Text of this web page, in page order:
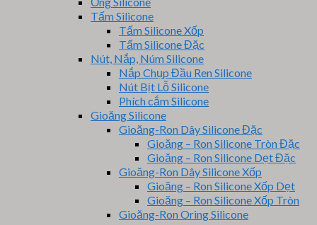
Tấm Silicone
Tấm Silicone Xốp
Tấm Silicone Đặc
Nút, Nắp, Núm Silicone
Nắp Chụp Đầu Ren Silicone
Nút Bịt Lỗ Silicone
Phích cắm Silicone
Gioăng Silicone
Gioăng-Ron Dây Silicone Đặc
Gioăng – Ron Silicone Tròn Đặc
Gioăng – Ron Silicone Dẹt Đặc
Gioăng-Ron Dây Silicone Xốp
Gioăng – Ron Silicone Xốp Dẹt
Gioăng – Ron Silicone Xốp Tròn
Gioăng-Ron Oring Silicone